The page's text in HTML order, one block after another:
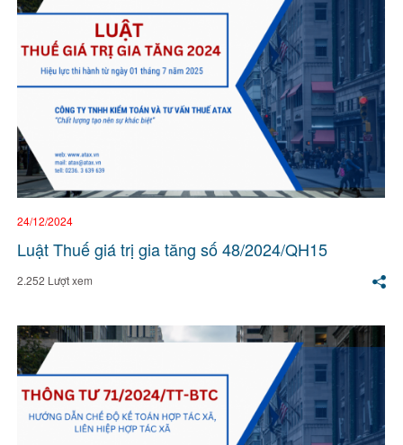
24/12/2024
Luật Thuế giá trị gia tăng số 48/2024/QH15
2.252 Lượt xem